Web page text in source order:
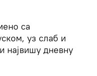
са
уз слаб и
највишу дневну